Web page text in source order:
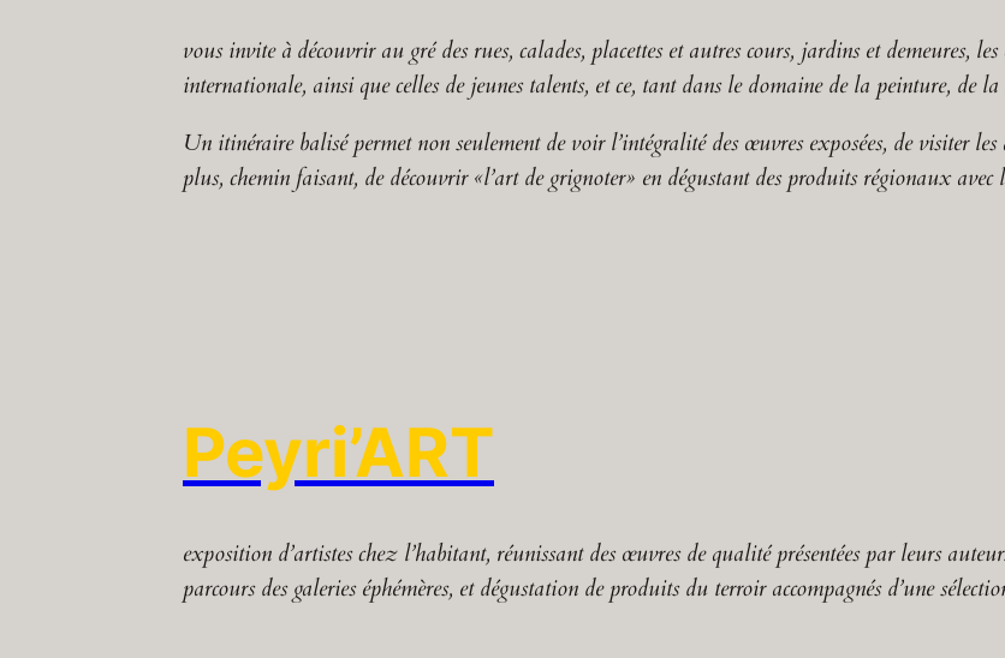
vous invite à découvrir au gré des rues, calades, placettes et autres cours, jardins et demeures,
internationale, ainsi que celles de jeunes talents, et ce, tant dans le domaine de la peinture, de
Un itinéraire balisé permet non seulement de voir l’intégralité des œuvres exposées, de visiter
plus, chemin faisant, de découvrir «l’art de grignoter» en dégustant des produits régionaux avec
Peyri’ART
exposition d’artistes chez l’habitant, réunissant des œuvres de qualité présentées par leurs
parcours des galeries éphémères, et dégustation de produits du terroir accompagnés d’une